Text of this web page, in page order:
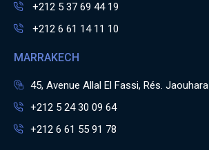
+212 5 37 69 44 19
+212 6 61 14 11 10
MARRAKECH
45, Avenue Allal El Fassi, Rés. Jaouhara
+212 5 24 30 09 64
+212 6 61 55 91 78